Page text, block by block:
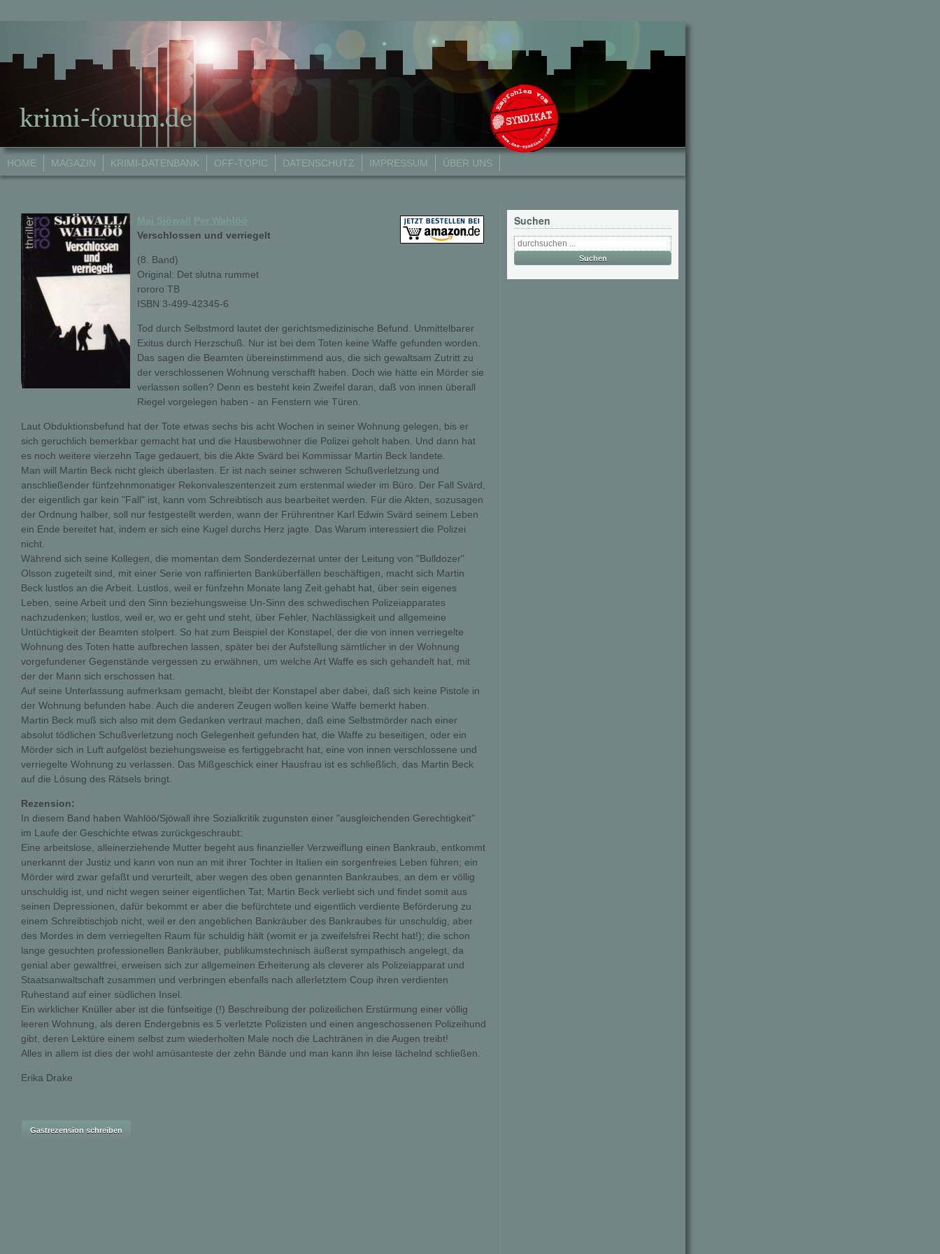
HOME MAGAZIN KRIMI-DATENBANK OFF-TOPIC DATENSCHUTZ IMPRESSUM ÜBER UNS
Verschlossen und verriegelt
(8. Band)
Original: Det slutna rummet
rororo TB
ISBN 3-499-42345-6
Tod durch Selbstmord lautet der gerichtsmedizinische Befund. Unmittelbarer
Exitus durch Herzschuß. Nur ist bei dem Toten keine Waffe gefunden worden.
Das sagen die Beamten übereinstimmend aus, die sich gewaltsam Zutritt zu
der verschlossenen Wohnung verschafft haben. Doch wie hätte ein Mörder sie
verlassen sollen? Denn es besteht kein Zweifel daran, daß von innen überall
Riegel vorgelegen haben - an Fenstern wie Türen.
Laut Obduktionsbefund hat der Tote etwas sechs bis acht Wochen in seiner Wohnung gelegen, bis er
sich geruchlich bemerkbar gemacht hat und die Hausbewohner die Polizei geholt haben. Und dann hat
es noch weitere vierzehn Tage gedauert, bis die Akte Svärd bei Kommissar Martin Beck landete.
Man will Martin Beck nicht gleich überlasten. Er ist nach seiner schweren Schußverletzung und
anschließender fünfzehnmonatiger Rekonvaleszentenzeit zum erstenmal wieder im Büro. Der Fall Svärd,
der eigentlich gar kein "Fall" ist, kann vom Schreibtisch aus bearbeitet werden. Für die Akten, sozusagen
der Ordnung halber, soll nur festgestellt werden, wann der Frührentner Karl Edwin Svärd seinem Leben
ein Ende bereitet hat, indem er sich eine Kugel durchs Herz jagte. Das Warum interessiert die Polizei
nicht.
Während sich seine Kollegen, die momentan dem Sonderdezernat unter der Leitung von "Bulldozer"
Olsson zugeteilt sind, mit einer Serie von raffinierten Banküberfällen beschäftigen, macht sich Martin
Beck lustlos an die Arbeit. Lustlos, weil er fünfzehn Monate lang Zeit gehabt hat, über sein eigenes
Leben, seine Arbeit und den Sinn beziehungsweise Un-Sinn des schwedischen Polizeiapparates
nachzudenken; lustlos, weil er, wo er geht und steht, über Fehler, Nachlässigkeit und allgemeine
Untüchtigkeit der Beamten stolpert. So hat zum Beispiel der Konstapel, der die von innen verriegelte
Wohnung des Toten hatte aufbrechen lassen, später bei der Aufstellung sämtlicher in der Wohnung
vorgefundener Gegenstände vergessen zu erwähnen, um welche Art Waffe es sich gehandelt hat, mit
der der Mann sich erschossen hat.
Auf seine Unterlassung aufmerksam gemacht, bleibt der Konstapel aber dabei, daß sich keine Pistole in
der Wohnung befunden habe. Auch die anderen Zeugen wollen keine Waffe bemerkt haben.
Martin Beck muß sich also mit dem Gedanken vertraut machen, daß eine Selbstmörder nach einer
absolut tödlichen Schußverletzung noch Gelegenheit gefunden hat, die Waffe zu beseitigen, oder ein
Mörder sich in Luft aufgelöst beziehungsweise es fertiggebracht hat, eine von innen verschlossene und
verriegelte Wohnung zu verlassen. Das Mißgeschick einer Hausfrau ist es schließlich, das Martin Beck
auf die Lösung des Rätsels bringt.
Rezension:
In diesem Band haben Wahlöö/Sjöwall ihre Sozialkritik zugunsten einer "ausgleichenden Gerechtigkeit"
im Laufe der Geschichte etwas zurückgeschraubt:
Eine arbeitslose, alleinerziehende Mutter begeht aus finanzieller Verzweiflung einen Bankraub, entkommt
unerkannt der Justiz und kann von nun an mit ihrer Tochter in Italien ein sorgenfreies Leben führen; ein
Mörder wird zwar gefaßt und verurteilt, aber wegen des oben genannten Bankraubes, an dem er völlig
unschuldig ist, und nicht wegen seiner eigentlichen Tat; Martin Beck verliebt sich und findet somit aus
seinen Depressionen, dafür bekommt er aber die befürchtete und eigentlich verdiente Beförderung zu
einem Schreibtischjob nicht, weil er den angeblichen Bankräuber des Bankraubes für unschuldig, aber
des Mordes in dem verriegelten Raum für schuldig hält (womit er ja zweifelsfrei Recht hat!); die schon
lange gesuchten professionellen Bankräuber, publikumstechnisch äußerst sympathisch angelegt, da
genial aber gewaltfrei, erweisen sich zur allgemeinen Erheiterung als cleverer als Polizeiapparat und
Staatsanwaltschaft zusammen und verbringen ebenfalls nach allerletztem Coup ihren verdienten
Ruhestand auf einer südlichen Insel.
Ein wirklicher Knüller aber ist die fünfseitige (!) Beschreibung der polizeilichen Erstürmung einer völlig
leeren Wohnung, als deren Endergebnis es 5 verletzte Polizisten und einen angeschossenen Polizeihund
gibt, deren Lektüre einem selbst zum wiederholten Male noch die Lachtränen in die Augen treibt!
Alles in allem ist dies der wohl amüsanteste der zehn Bände und man kann ihn leise lächelnd schließen.
Erika Drake
Suchen